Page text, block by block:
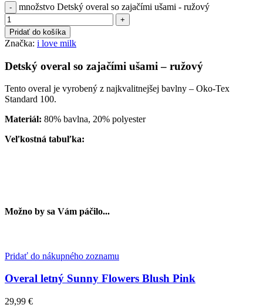
množstvo Detský overal so zajačími ušami - ružový
Pridať do košíka
Značka: i love milk
Detský overal so zajačími ušami – ružový
Tento overal je vyrobený z najkvalitnejšej bavlny – Oko-Tex
Standard 100.
Materiál: 80% bavlna, 20% polyester
Veľkostná tabuľka:
Možno by sa Vám páčilo...
Pridať do nákupného zoznamu
Overal letný Sunny Flowers Blush Pink
29,99 €